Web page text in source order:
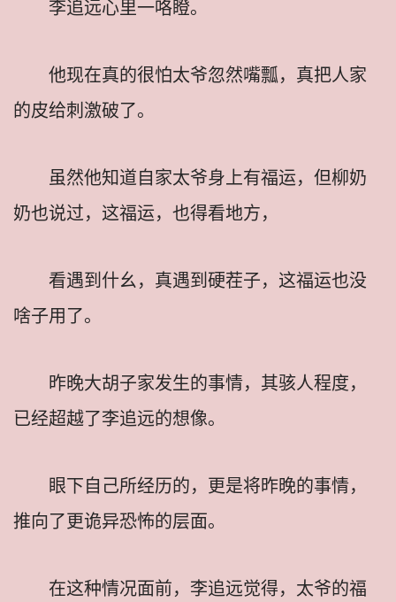
李追远心里一咯瞪。
他现在真的很怕太爷忽然嘴瓢，真把人家
的皮给刺激破了。
虽然他知道自家太爷身上有福运，但柳奶
奶也说过，这福运，也得看地方，
看遇到什幺，真遇到硬茬子，这福运也没
啥子用了。
昨晚大胡子家发生的事情，其骇人程度，
已经超越了李追远的想像。
眼下自己所经历的，更是将昨晚的事情，
推向了更诡异恐怖的层面。
在这种情况面前，李追远觉得，太爷的福